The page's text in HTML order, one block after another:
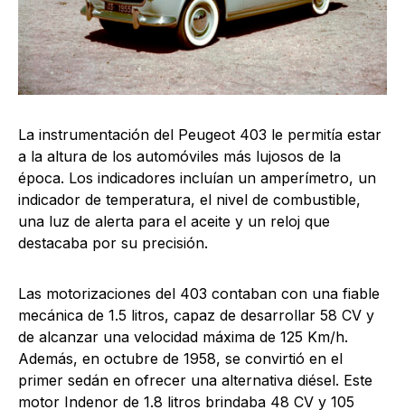
La instrumentación del Peugeot 403 le permitía estar
a la altura de los automóviles más lujosos de la
época. Los indicadores incluían un amperímetro, un
indicador de temperatura, el nivel de combustible,
una luz de alerta para el aceite y un reloj que
destacaba por su precisión.
Las motorizaciones del 403 contaban con una fiable
mecánica de 1.5 litros, capaz de desarrollar 58 CV y
de alcanzar una velocidad máxima de 125 Km/h.
Además, en octubre de 1958, se convirtió en el
primer sedán en ofrecer una alternativa diésel. Este
motor Indenor de 1.8 litros brindaba 48 CV y 105